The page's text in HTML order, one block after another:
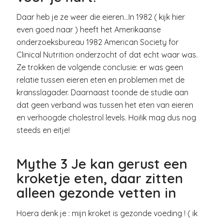
Daar heb je ze weer die eieren…In 1982 ( kijk hier
even goed naar ) heeft het Amerikaanse
onderzoeksbureau 1982 American Society for
Clinical Nutrition onderzocht of dat echt waar was.
Ze trokken de volgende conclusie: er was geen
relatie tussen eieren eten en problemen met de
kransslagader. Daarnaast toonde de studie aan
dat geen verband was tussen het eten van eieren
en verhoogde cholestrol levels. Hoi!ik mag dus nog
steeds en eitje!
Mythe 3 Je kan gerust een
kroketje eten, daar zitten
alleen gezonde vetten in
Hoera denk je : mijn kroket is gezonde voeding ! ( ik